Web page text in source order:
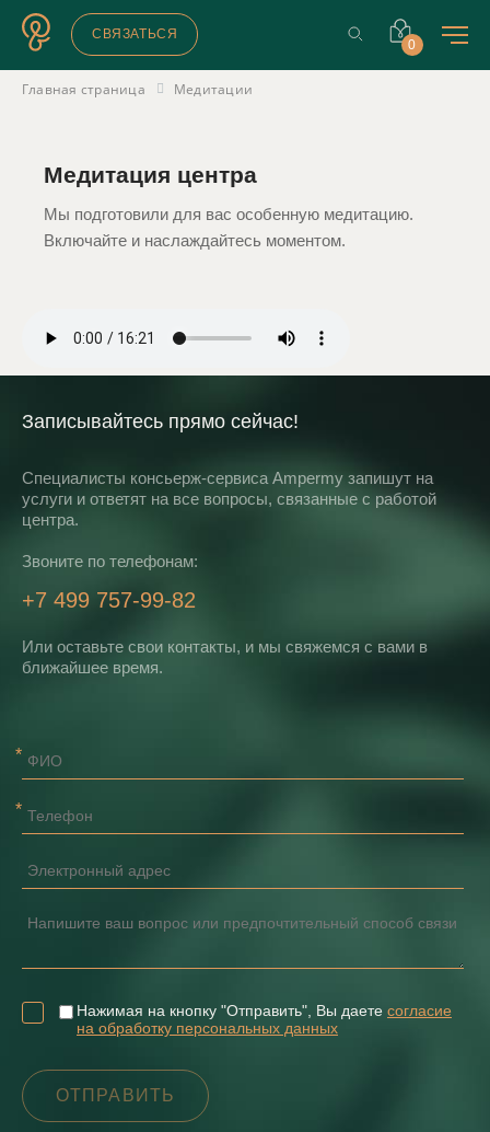
СВЯЗАТЬСЯ
0
Главная страница Медитации
Медитация центра
Мы подготовили для вас особенную медитацию.
Включайте и наслаждайтесь моментом.
Записывайтесь прямо сейчас!
Специалисты консьерж-сервиса Ampermy запишут на
услуги и ответят на все вопросы, связанные с работой
центра.
Звоните по телефонам:
+7 499 757-99-82
Или оставьте свои контакты, и мы свяжемся с вами в
ближайшее время.
Нажимая на кнопку "Отправить", Вы даете согласие
на обработку персональных данных